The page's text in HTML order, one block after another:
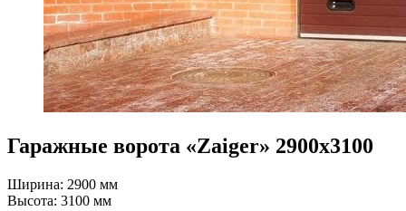
Гаражные ворота «Zaiger» 2900x3100
Ширина: 2900 мм
Высота: 3100 мм